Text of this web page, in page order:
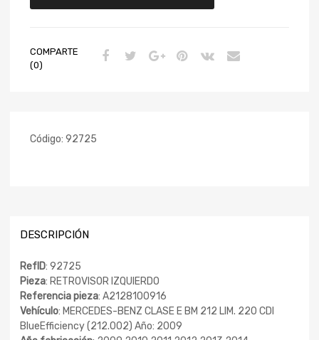
COMPARTE
(0)
Código: 92725
DESCRIPCIÓN
RefID: 92725
Pieza: RETROVISOR IZQUIERDO
Referencia pieza: A2128100916
Vehículo: MERCEDES-BENZ CLASE E BM 212 LIM. 220 CDI
BlueEfficiency (212.002) Año: 2009